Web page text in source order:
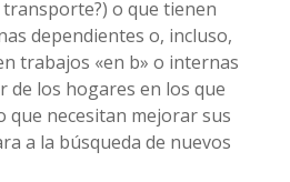
o que tienen
dependientes o, incluso,
trabajos «en b» o internas
de los hogares en los que
que necesitan mejorar sus
a la búsqueda de nuevos